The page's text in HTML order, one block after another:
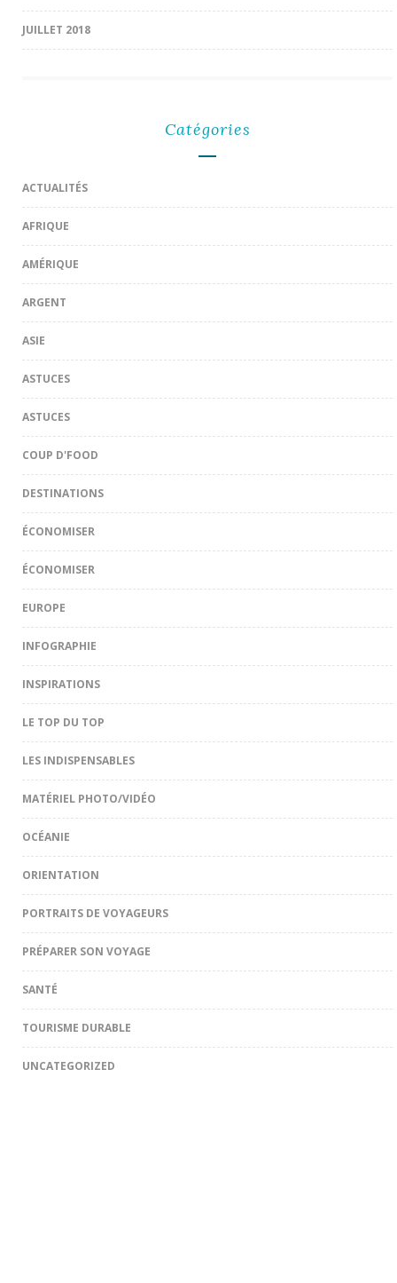
JUILLET 2018
Catégories
ACTUALITÉS
AFRIQUE
AMÉRIQUE
ARGENT
ASIE
ASTUCES
ASTUCES
COUP D'FOOD
DESTINATIONS
ÉCONOMISER
ÉCONOMISER
EUROPE
INFOGRAPHIE
INSPIRATIONS
LE TOP DU TOP
LES INDISPENSABLES
MATÉRIEL PHOTO/VIDÉO
OCÉANIE
ORIENTATION
PORTRAITS DE VOYAGEURS
PRÉPARER SON VOYAGE
SANTÉ
TOURISME DURABLE
UNCATEGORIZED